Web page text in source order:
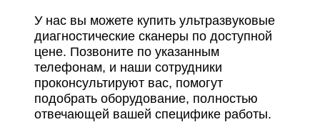
У нас вы можете купить ультразвуковые
диагностические сканеры по доступной
цене. Позвоните по указанным
телефонам, и наши сотрудники
проконсультируют вас, помогут
подобрать оборудование, полностью
отвечающей вашей специфике работы.